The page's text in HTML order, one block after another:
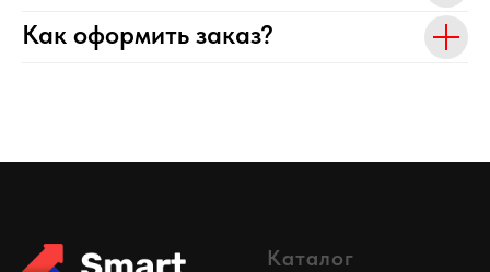
Как оформить заказ?
Каталог